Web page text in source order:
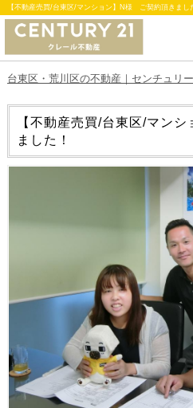
【不動産売買/台東区/マンション】N様 ご契約頂きまし
台東区・荒川区の不動産｜センチュリ
【不動産売買/台東区/マン
ました！